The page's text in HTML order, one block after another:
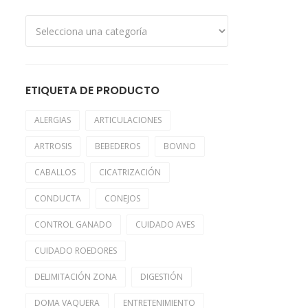
ETIQUETA DE PRODUCTO
ALERGIAS ARTICULACIONES
ARTROSIS BEBEDEROS BOVINO
CABALLOS CICATRIZACIÓN
CONDUCTA CONEJOS
CONTROL GANADO CUIDADO AVES
CUIDADO ROEDORES
DELIMITACIÓN ZONA DIGESTIÓN
DOMA VAQUERA ENTRETENIMIENTO